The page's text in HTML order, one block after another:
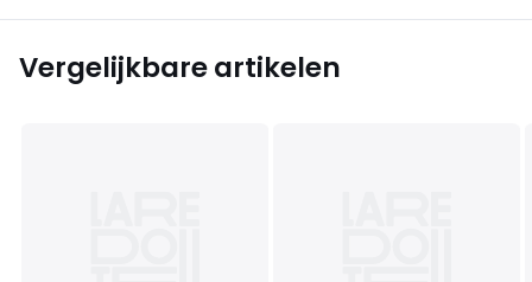
Vergelijkbare artikelen